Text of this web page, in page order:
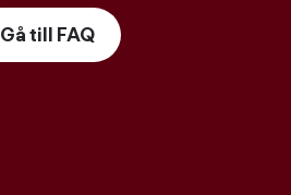
Gå till FAQ